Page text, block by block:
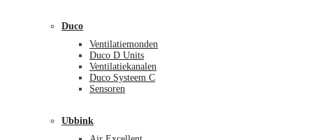
Duco
Ventilatiemonden
Duco D Units
Ventilatiekanalen
Duco Systeem C
Sensoren
Ubbink